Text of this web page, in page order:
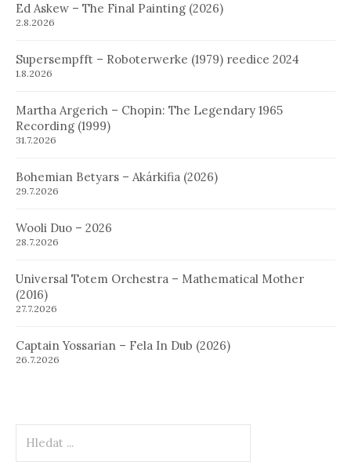
Ed Askew – The Final Painting (2026)
2.8.2026
Supersempfft – Roboterwerke (1979) reedice 2024
1.8.2026
Martha Argerich – Chopin: The Legendary 1965
Recording (1999)
31.7.2026
Bohemian Betyars – Akárkifia (2026)
29.7.2026
Wooli Duo – 2026
28.7.2026
Universal Totem Orchestra – Mathematical Mother
(2016)
27.7.2026
Captain Yossarian – Fela In Dub (2026)
26.7.2026